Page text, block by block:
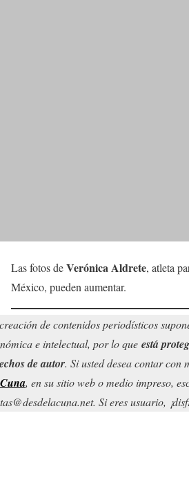
Las fotos deVerónica Aldrete, atleta
México, pueden aumentar.
de contenidos periodísticos
e intelectual, por lo que está
de autor. Si usted desea contar con
, en su sitio web o medio impreso,
Si eres usuario,